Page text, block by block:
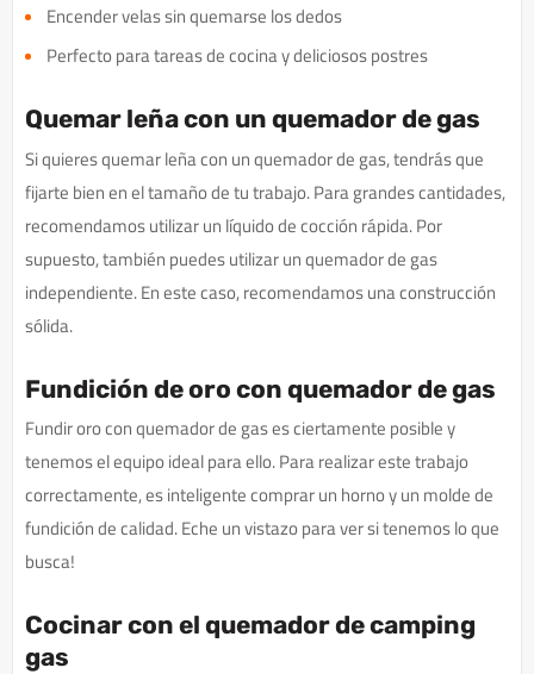
Encender velas sin quemarse los dedos
Perfecto para tareas de cocina y deliciosos postres
Quemar leña con un quemador de gas
Si quieres quemar leña con un quemador de gas, tendrás que
fijarte bien en el tamaño de tu trabajo. Para grandes cantidades,
recomendamos utilizar un líquido de cocción rápida. Por
supuesto, también puedes utilizar un quemador de gas
independiente. En este caso, recomendamos una construcción
sólida.
Fundición de oro con quemador de gas
Fundir oro con quemador de gas es ciertamente posible y
tenemos el equipo ideal para ello. Para realizar este trabajo
correctamente, es inteligente comprar un horno y un molde de
fundición de calidad. Eche un vistazo para ver si tenemos lo que
busca!
Cocinar con el quemador de camping
gas